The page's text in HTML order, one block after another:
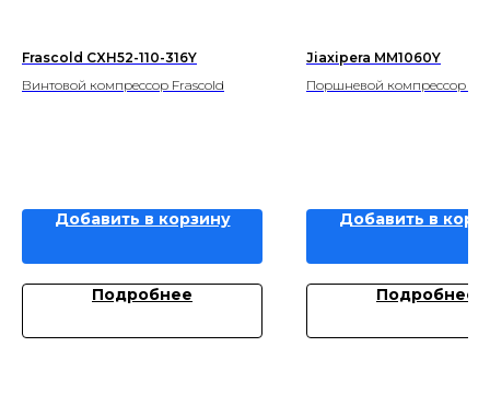
Frascold CXH52-110-316Y
Винтовой компрессор Frascold
Добавить в корзину
Подробнее
Jiaxipera MM1060Y
Поршневой компрессор
Добавить в
Подробнее